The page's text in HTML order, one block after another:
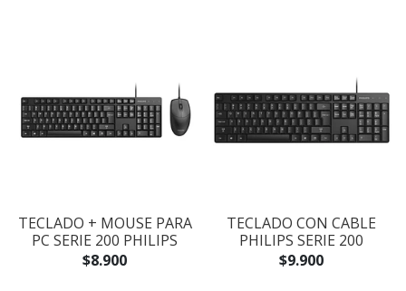
TECLADO + MOUSE PARA
PC SERIE 200 PHILIPS
$8.900
TECLADO CON CABLE
PHILIPS SERIE 200
$9.900